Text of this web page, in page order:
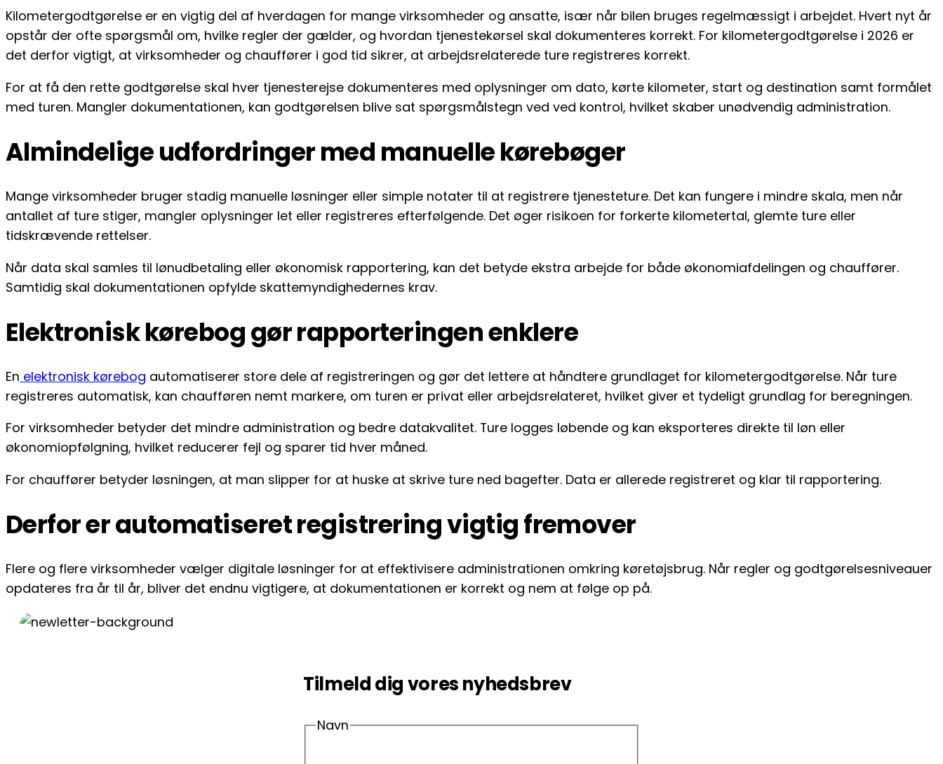
Kilometergodtgørelse er en vigtig del af hverdagen for mange virksomheder og ansatte, især når bilen bruges regelmæssigt i arbejdet. Hvert nyt år
opstår der ofte spørgsmål om, hvilke regler der gælder, og hvordan tjenestekørsel skal dokumenteres korrekt. For kilometergodtgørelse i 2026 er
det derfor vigtigt, at virksomheder og chauffører i god tid sikrer, at arbejdsrelaterede ture registreres korrekt.
For at få den rette godtgørelse skal hver tjenesterejse dokumenteres med oplysninger om dato, kørte kilometer, start og destination samt formålet
med turen. Mangler dokumentationen, kan godtgørelsen blive sat spørgsmålstegn ved ved kontrol, hvilket skaber unødvendig administration.
Almindelige udfordringer med manuelle kørebøger
Mange virksomheder bruger stadig manuelle løsninger eller simple notater til at registrere tjenesteture. Det kan fungere i mindre skala, men når
antallet af ture stiger, mangler oplysninger let eller registreres efterfølgende. Det øger risikoen for forkerte kilometertal, glemte ture eller
tidskrævende rettelser.
Når data skal samles til lønudbetaling eller økonomisk rapportering, kan det betyde ekstra arbejde for både økonomiafdelingen og chauffører.
Samtidig skal dokumentationen opfylde skattemyndighedernes krav.
Elektronisk kørebog gør rapporteringen enklere
En elektronisk kørebog automatiserer store dele af registreringen og gør det lettere at håndtere grundlaget for kilometergodtgørelse. Når ture
registreres automatisk, kan chaufføren nemt markere, om turen er privat eller arbejdsrelateret, hvilket giver et tydeligt grundlag for beregningen.
For virksomheder betyder det mindre administration og bedre datakvalitet. Ture logges løbende og kan eksporteres direkte til løn eller
økonomiopfølgning, hvilket reducerer fejl og sparer tid hver måned.
For chauffører betyder løsningen, at man slipper for at huske at skrive ture ned bagefter. Data er allerede registreret og klar til rapportering.
Derfor er automatiseret registrering vigtig fremover
Flere og flere virksomheder vælger digitale løsninger for at effektivisere administrationen omkring køretøjsbrug. Når regler og godtgørelsesniveauer
opdateres fra år til år, bliver det endnu vigtigere, at dokumentationen er korrekt og nem at følge op på.
Tilmeld dig vores nyhedsbrev
Navn